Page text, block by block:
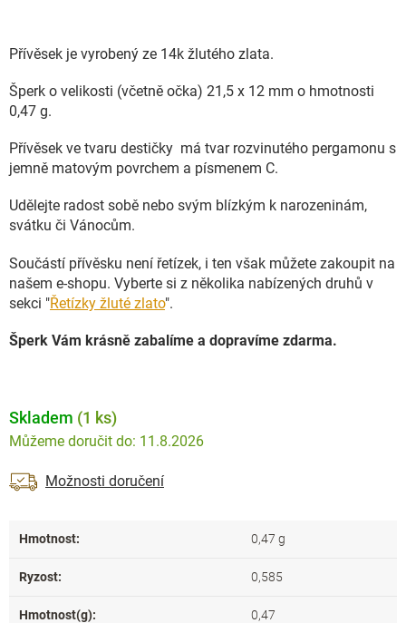
Přívěsek je vyrobený ze 14k žlutého zlata.
Šperk o velikosti (včetně očka) 21,5 x 12 mm o hmotnosti
0,47 g.
Přívěsek ve tvaru destičky má tvar rozvinutého pergamonu s
jemně matovým povrchem a písmenem C.
Udělejte radost sobě nebo svým blízkým k narozeninám,
svátku či Vánocům.
Součástí přívěsku není řetízek, i ten však můžete zakoupit na
našem e-shopu. Vyberte si z několika nabízených druhů v
sekci "Řetízky žluté zlato".
Šperk Vám krásně zabalíme a dopravíme zdarma.
Skladem (1 ks)
11.8.2026
Možnosti doručení
Hmotnost: 0,47 g
Ryzost: 0,585
Hmotnost(g): 0,47